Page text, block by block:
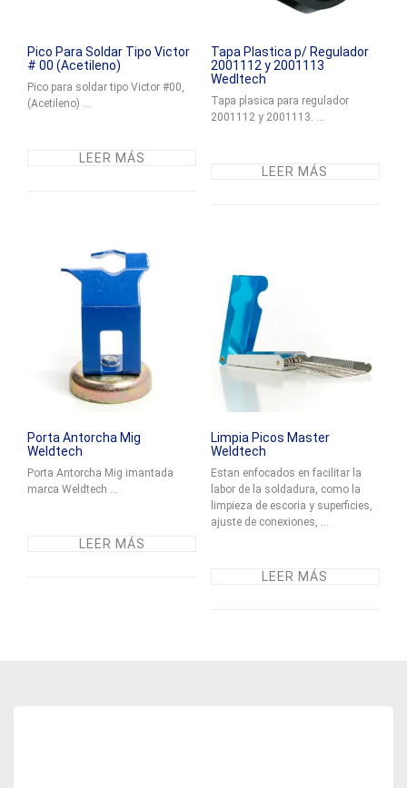
Pico Para Soldar Tipo Victor
# 00 (Acetileno)
Pico para soldar tipo Victor #00,
(Acetileno) ...
LEER MÁS
Tapa Plastica p/ Regulador
2001112 y 2001113
Wedltech
Tapa plasica para regulador
2001112 y 2001113. ...
LEER MÁS
Porta Antorcha Mig
Weldtech
Porta Antorcha Mig imantada
marca Weldtech ...
LEER MÁS
Limpia Picos Master
Weldtech
Estan enfocados en facilitar la
labor de la soldadura, como la
limpieza de escoria y superficies,
ajuste de conexiones, ...
LEER MÁS